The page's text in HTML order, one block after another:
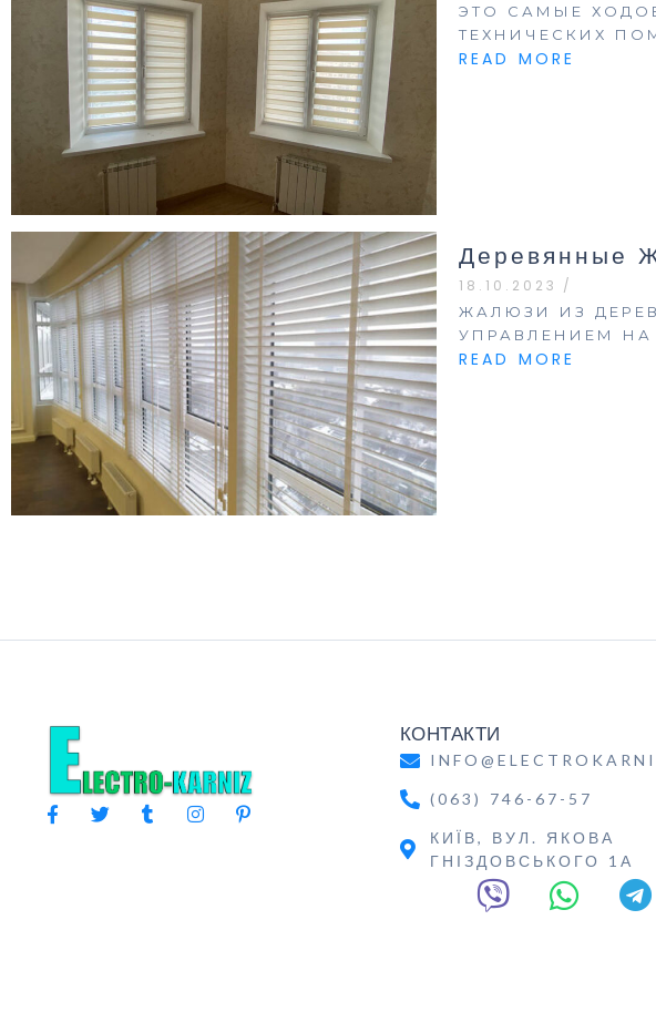
ЭТО САМЫЕ
ТЕХНИЧЕСКИХ
READ MORE
Деревянные
18.10.2023 /
ЖАЛЮЗИ ИЗ
УПРАВЛЕНИЕМ НА
READ MORE
КОНТАКТИ
(063) 746-67-57
КИЇВ, ВУЛ. ЯКОВА
ГНІЗДОВСЬКОГО 1А